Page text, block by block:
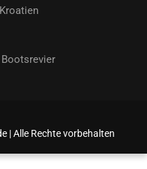
| Alle Rechte vorbehalten